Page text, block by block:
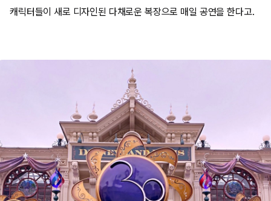
캐릭터들이 새로 디자인된 다채로운 복장으로 매일 공연을 한다고.